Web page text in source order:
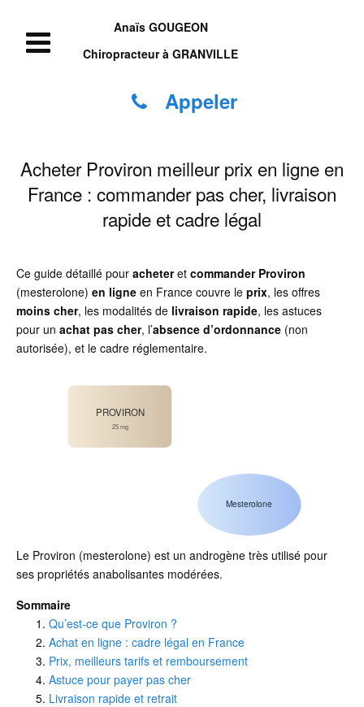
Anaïs GOUGEON
Chiropracteur à GRANVILLE
Appeler
Acheter Proviron meilleur prix en ligne en
France : commander pas cher, livraison
rapide et cadre légal
Ce guide détaillé pour acheteret commander Proviron
(mesterolone) en ligne en France couvre le prix, les offres
moins cher, les modalités de livraison rapide, les astuces
pour un achat pas cher, l’absence d’ordonnance (non
autorisée), et le cadre réglementaire.
PROVIRON
25 mg
Mesterolone
Le Proviron (mesterolone) est un androgène très utilisé pour
ses propriétés anabolisantes modérées.
Sommaire
Qu’est-ce que Proviron ?
Achat en ligne : cadre légal en France
Prix, meilleurs tarifs et remboursement
Astuce pour payer pas cher
Livraison rapide et retrait